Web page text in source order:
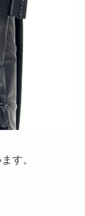
す。